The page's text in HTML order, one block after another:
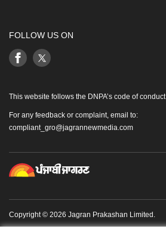
FOLLOW US ON
This website follows the DNPA’s code of conduct
For any feedback or complaint, email to:
compliant_gro@jagrannewmedia.com
Copyright © 2026 Jagran Prakashan Limited.